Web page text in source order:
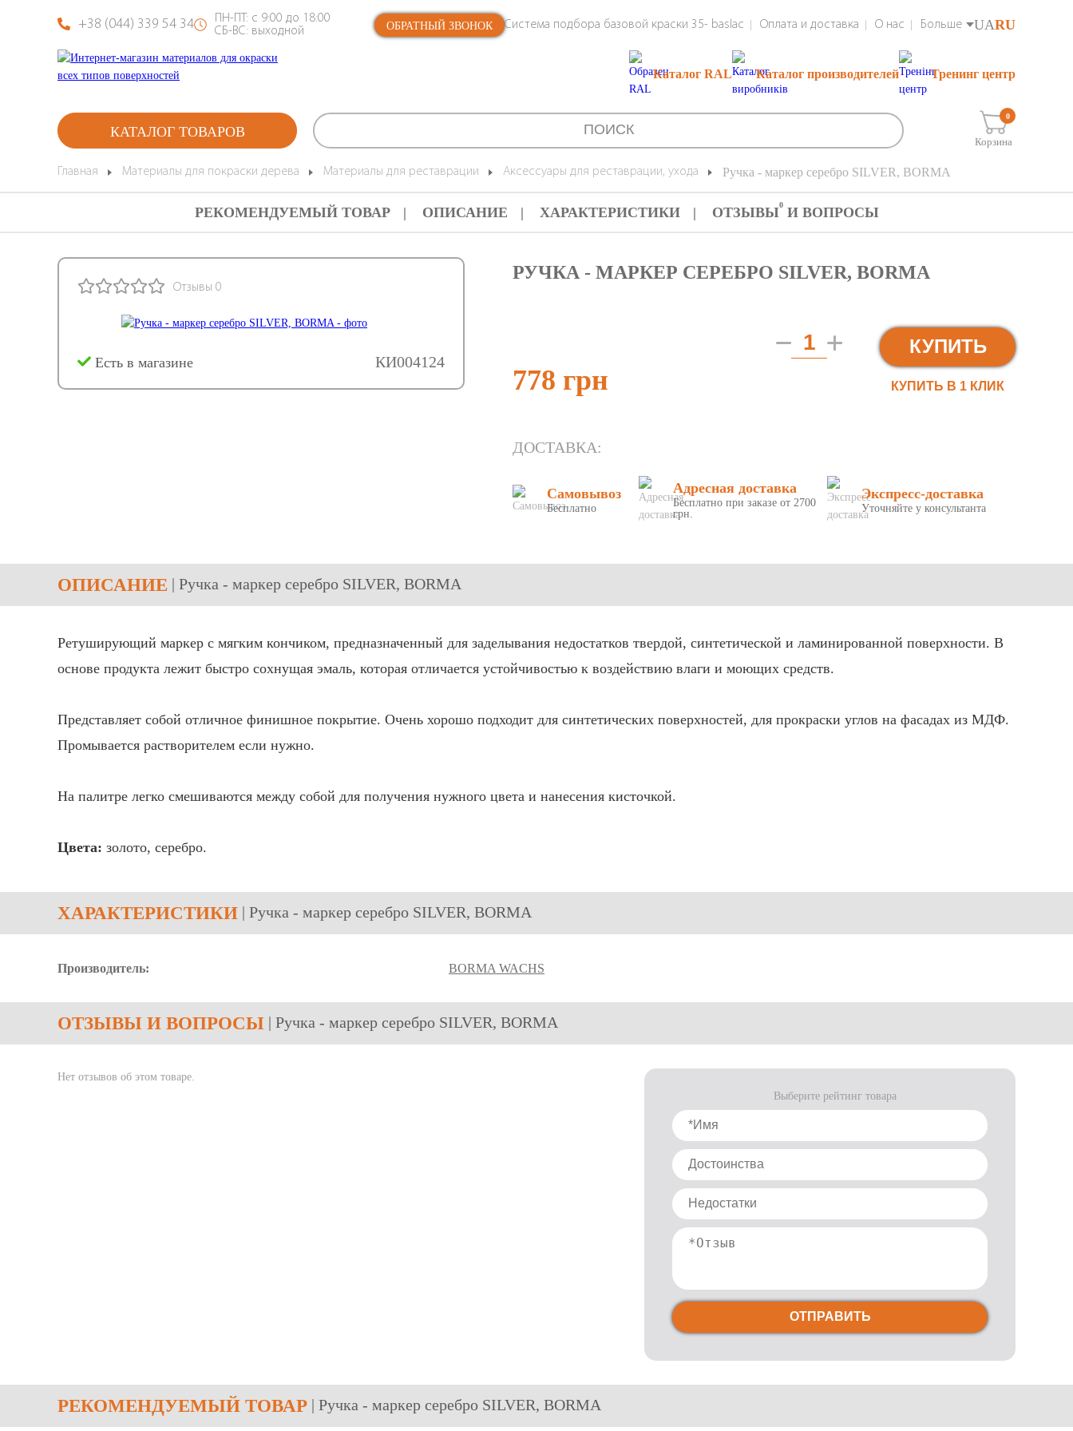
+38 (044) 339 54 34
ПН-ПТ: с 9:00 до 18:00
СБ-ВС: выходной
ОБРАТНЫЙ ЗВОНОК Система подбора базовой краски 35- baslac Оплата и доставка О нас Больше UARU
Каталог RAL Каталог производителей Тренинг центр
КАТАЛОГ ТОВАРОВ
Корзина
0
Главная Материалы для покраски дерева Материалы для реставрации Аксессуары для реставрации, ухода Ручка - маркер cеребро SILVER, BORMA
РЕКОМЕНДУЕМЫЙ ТОВАР ОПИСАНИЕ ХАРАКТЕРИСТИКИ ОТЗЫВЫ0 И ВОПРОСЫ
Отзывы 0
КИ004124
Есть в магазине
РУЧКА - МАРКЕР CЕРЕБРО SILVER, BORMA
778 грн
КУПИТЬ
КУПИТЬ В 1 КЛИК
ДОСТАВКА:
Самовывоз
Бесплатно
Адресная доставка
Бесплатно при заказе от 2700
грн.
Экспресс-доставка
Уточняйте у консультанта
ОПИСАНИЕ | Ручка - маркер cеребро SILVER, BORMA
Ретуширующий маркер с мягким кончиком, предназначенный для заделывания недостатков твердой, синтетической и ламинированной поверхности. В
основе продукта лежит быстро сохнущая эмаль, которая отличается устойчивостью к воздействию влаги и моющих средств.
Представляет собой отличное финишное покрытие. Очень хорошо подходит для синтетических поверхностей, для прокраски углов на фасадах из МДФ.
Промывается растворителем если нужно.
На палитре легко смешиваются между собой для получения нужного цвета и нанесения кисточкой.
Цвета: золото, серебро.
ХАРАКТЕРИСТИКИ | Ручка - маркер cеребро SILVER, BORMA
Производитель: BORMA WACHS
ОТЗЫВЫ И ВОПРОСЫ | Ручка - маркер cеребро SILVER, BORMA
Нет отзывов об этом товаре.
Выберите рейтинг товара
ОТПРАВИТЬ
РЕКОМЕНДУЕМЫЙ ТОВАР | Ручка - маркер cеребро SILVER, BORMA